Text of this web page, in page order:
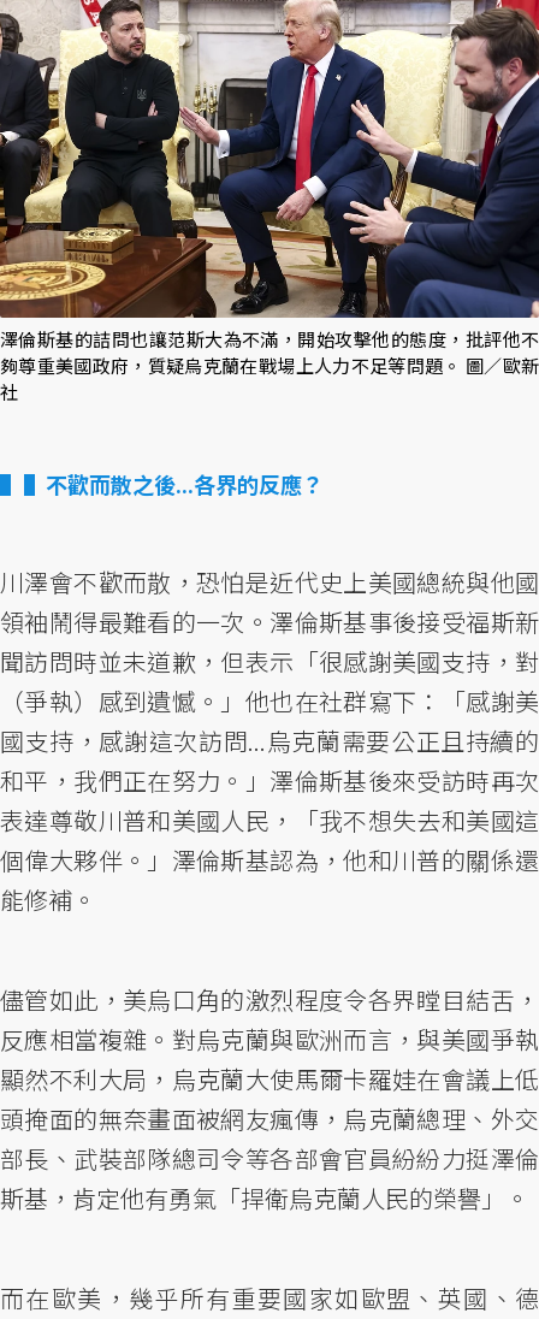
澤倫斯基的詰問也讓范斯大為不滿，開始攻擊他的態度，批評他不
夠尊重美國政府，質疑烏克蘭在戰場上人力不足等問題。 圖／歐新
社
▌不歡而散之後...各界的反應？
川澤會不歡而散，恐怕是近代史上美國總統與他國
領袖鬧得最難看的一次。澤倫斯基事後接受福斯新
聞訪問時並未道歉，但表示「很感謝美國支持，對
（爭執）感到遺憾。」他也在社群寫下：「感謝美
國支持，感謝這次訪問...烏克蘭需要公正且持續的
和平，我們正在努力。」澤倫斯基後來受訪時再次
表達尊敬川普和美國人民，「我不想失去和美國這
個偉大夥伴。」澤倫斯基認為，他和川普的關係還
能修補。
儘管如此，美烏口角的激烈程度令各界瞠目結舌，
反應相當複雜。對烏克蘭與歐洲而言，與美國爭執
顯然不利大局，烏克蘭大使馬爾卡羅娃在會議上低
頭掩面的無奈畫面被網友瘋傳，烏克蘭總理、外交
部長、武裝部隊總司令等各部會官員紛紛力挺澤倫
斯基，肯定他有勇氣「捍衛烏克蘭人民的榮譽」。
而在歐美，幾乎所有重要國家如歐盟、英國、德